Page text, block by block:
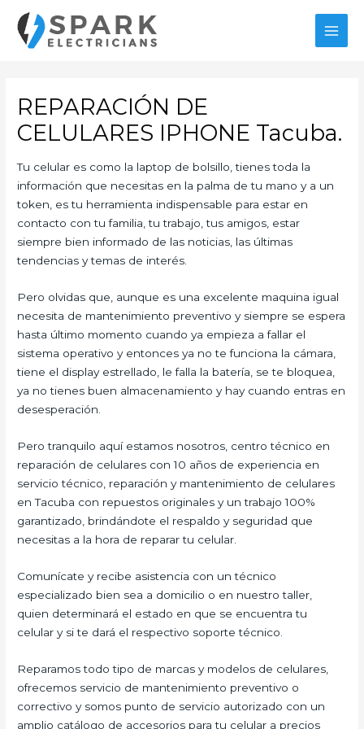
contenido
REPARACIÓN DE
CELULARES IPHONE Tacuba.
Tu celular es como la laptop de bolsillo, tienes toda la
información que necesitas en la palma de tu mano y a un
token, es tu herramienta indispensable para estar en
contacto con tu familia, tu trabajo, tus amigos, estar
siempre bien informado de las noticias, las últimas
tendencias y temas de interés.
Pero olvidas que, aunque es una excelente maquina igual
necesita de mantenimiento preventivo y siempre se espera
hasta último momento cuando ya empieza a fallar el
sistema operativo y entonces ya no te funciona la cámara,
tiene el display estrellado, le falla la batería, se te bloquea,
ya no tienes buen almacenamiento y hay cuando entras en
desesperación.
Pero tranquilo aquí estamos nosotros, centro técnico en
reparación de celulares con 10 años de experiencia en
servicio técnico, reparación y mantenimiento de celulares
en Tacuba con repuestos originales y un trabajo 100%
garantizado, brindándote el respaldo y seguridad que
necesitas a la hora de reparar tu celular.
Comunícate y recibe asistencia con un técnico
especializado bien sea a domicilio o en nuestro taller,
quien determinará el estado en que se encuentra tu
celular y si te dará el respectivo soporte técnico.
Reparamos todo tipo de marcas y modelos de celulares,
ofrecemos servicio de mantenimiento preventivo o
correctivo y somos punto de servicio autorizado con un
amplio catálogo de accesorios para tu celular a precios